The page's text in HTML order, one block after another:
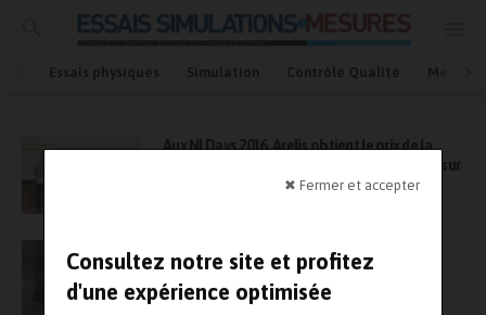
✖ Fermer et accepter
Consultez notre site et profitez
d'une expérience optimisée
Essais physiques Simulation Contrôle Qualité Mesures
Aux NI Days 2016, Arelis obtient le prix de la
meilleure application pour son banc de test sur
Pieme rejoint le groupe Emitech